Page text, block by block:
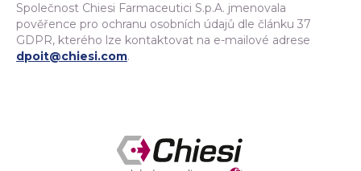
Společnost Chiesi Farmaceutici S.p.A. jmenovala
pověřence pro ochranu osobních údajů dle článku 37
GDPR, kterého lze kontaktovat na e-mailové adrese
dpoit@chiesi.com.